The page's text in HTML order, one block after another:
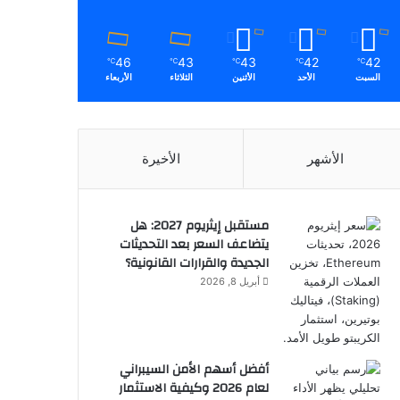
42
℃
السبت
42
℃
الأحد
43
℃
الأثنين
43
℃
الثلاثاء
46
℃
الأربعاء
الأشهر الأخيرة
مستقبل إيثريوم 2027: هل
يتضاعف السعر بعد التحديثات
الجديدة والقرارات القانونية؟
أبريل 8, 2026
أفضل أسهم الأمن السيبراني
لعام 2026 وكيفية الاستثمار